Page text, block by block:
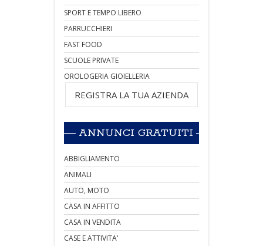
SPORT E TEMPO LIBERO
PARRUCCHIERI
FAST FOOD
SCUOLE PRIVATE
OROLOGERIA GIOIELLERIA
REGISTRA LA TUA AZIENDA
ANNUNCI GRATUITI
ABBIGLIAMENTO
ANIMALI
AUTO, MOTO
CASA IN AFFITTO
CASA IN VENDITA
CASE E ATTIVITA'